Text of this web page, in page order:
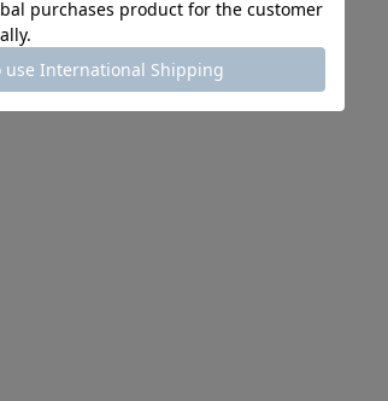
テム